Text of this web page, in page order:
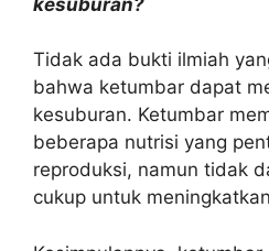
Tidak ada bukti ilmiah
bahwa ketumbar dapat
kesuburan. Ketumbar
beberapa nutrisi yang
reproduksi, namun tidak
cukup untuk